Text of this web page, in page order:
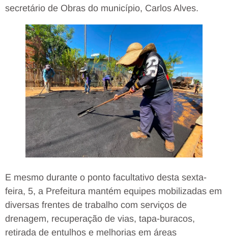
secretário de Obras do município, Carlos Alves.
E mesmo durante o ponto facultativo desta sexta-
feira, 5, a Prefeitura mantém equipes mobilizadas em
diversas frentes de trabalho com serviços de
drenagem, recuperação de vias, tapa-buracos,
retirada de entulhos e melhorias em áreas